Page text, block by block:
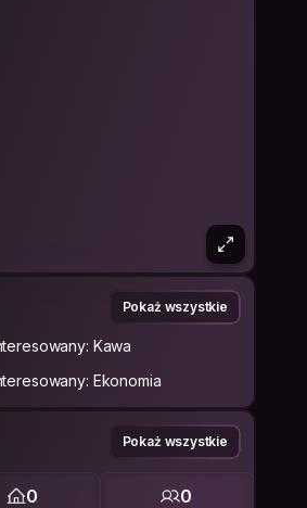
Pokaż wszystkie
Kawa
Ekonomia
Pokaż wszystkie
0 0